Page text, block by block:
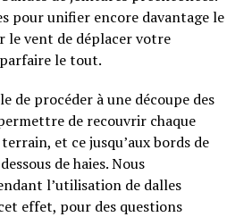
pour unifier encore davantage le
le vent de déplacer votre
le tout.
de procéder à une découpe des
de recouvrir chaque
et ce jusqu’aux bords de
de haies. Nous
l’utilisation de dalles
effet, pour des questions